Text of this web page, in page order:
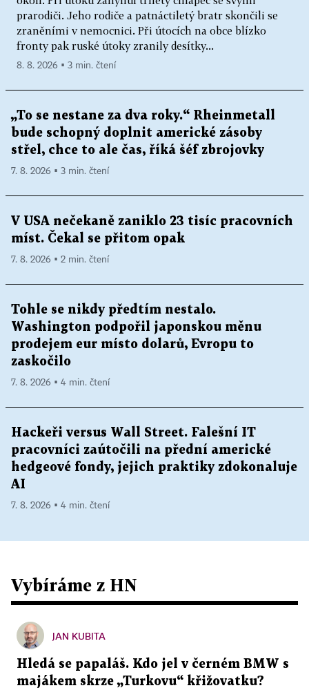
prarodiči. Jeho rodiče a patnáctiletý bratr skončili se
zraněními v nemocnici. Při útocích na obce blízko
fronty pak ruské útoky zranily desítky...
8. 8. 2026 ▪ 3 min. čtení
„To se nestane za dva roky.“ Rheinmetall
bude schopný doplnit americké zásoby
střel, chce to ale čas, říká šéf zbrojovky
7. 8. 2026 ▪ 3 min. čtení
V USA nečekaně zaniklo 23 tisíc pracovních
míst. Čekal se přitom opak
7. 8. 2026 ▪ 2 min. čtení
Tohle se nikdy předtím nestalo.
Washington podpořil japonskou měnu
prodejem eur místo dolarů, Evropu to
zaskočilo
7. 8. 2026 ▪ 4 min. čtení
Hackeři versus Wall Street. Falešní IT
pracovníci zaútočili na přední americké
hedgeové fondy, jejich praktiky zdokonaluje
AI
7. 8. 2026 ▪ 4 min. čtení
Vybíráme z HN
JAN KUBITA
Hledá se papaláš. Kdo jel v černém BMW s
majákem skrze „Turkovu“ křižovatku?